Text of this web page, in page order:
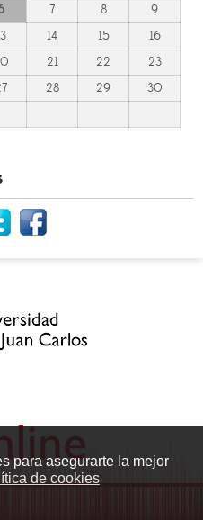
para asegurarte la mejor
de cookies
7 8
9
14 15
16
21 22
23
28 29
30